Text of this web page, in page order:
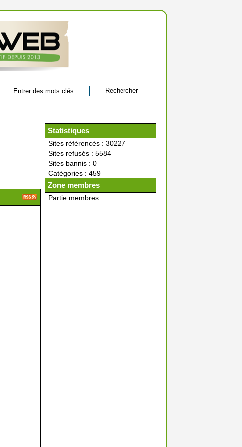
Statistiques
Sites référencés : 30227
Sites refusés : 5584
Sites bannis : 0
Catégories : 459
Zone membres
Partie membres